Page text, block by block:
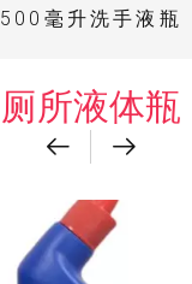
500毫升洗手液瓶
厕所液体瓶